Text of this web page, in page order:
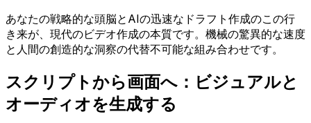
あなたの戦略的な頭脳とAIの迅速なドラフト作成のこの行
き来が、現代のビデオ作成の本質です。機械の驚異的な速度
と人間の創造的な洞察の代替不可能な組み合わせです。
スクリプトから画面へ：ビジュアルと
オーディオを生成する